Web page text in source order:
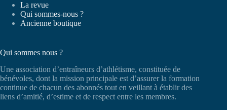
La revue
Qui sommes-nous ?
Ancienne boutique
Qui sommes nous ?
Une association d’entraîneurs d’athlétisme, constituée de
bénévoles, dont la mission principale est d’assurer la formation
continue de chacun des abonnés tout en veillant à établir des
liens d’amitié, d’estime et de respect entre les membres.